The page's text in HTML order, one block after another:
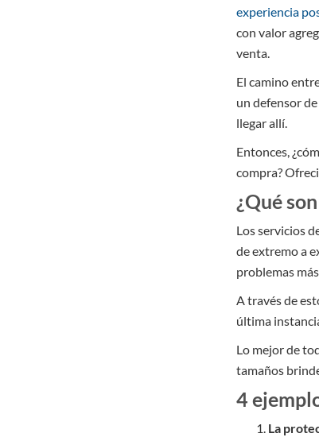
experiencia
con valor
venta.
El camino
un defensor
llegar allí.
Entonces,
compra?
¿Qué
Los servicios
de extremo a
problemas
A través de
última
Lo mejor de
tamaños
4
La